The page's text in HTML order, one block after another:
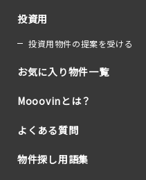
投資用
投資用物件の提案を受ける
お気に入り物件一覧
Mooovinとは？
よくある質問
物件探し用語集